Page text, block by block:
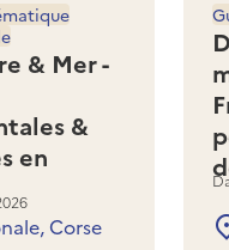
& Mer -
&
en
Corse